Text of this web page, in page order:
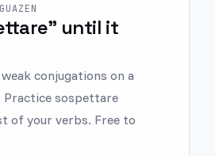
until it
conjugations on a
Practice sospettare
of your verbs. Free to